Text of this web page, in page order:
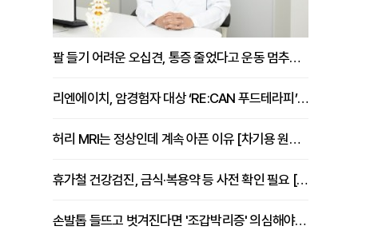
팔 들기 어려운 오십견, 통증 줄었다고 운동 멈추면 안 되는 이유 [이병욱 원장 칼럼]
리엔에이치, 암경험자 대상 ‘RE:CAN 푸드테라피’ 운영
허리 MRI는 정상인데 계속 아픈 이유 [차기용 원장 칼럼]
휴가철 건강검진, 금식·복용약 등 사전 확인 필요 [정도감 원장 칼럼]
손발톱 들뜨고 벗겨진다면 '조갑박리증' 의심해야 [김철윤 원장 칼럼]